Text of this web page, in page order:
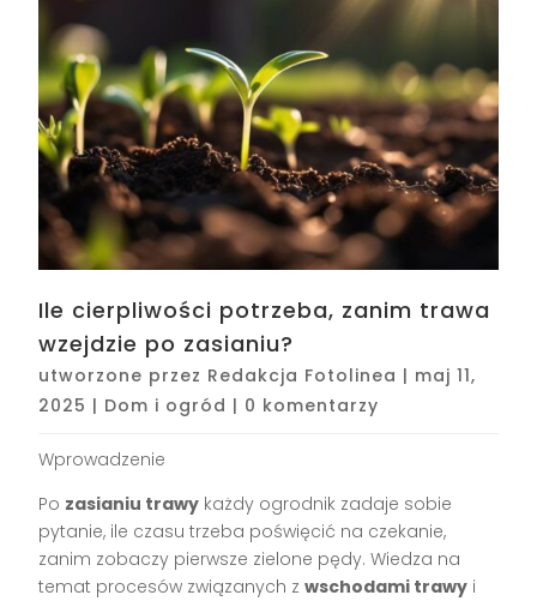
Ile cierpliwości potrzeba, zanim trawa
wzejdzie po zasianiu?
utworzone przez Redakcja Fotolinea | maj 11,
2025 | Dom i ogród | 0 komentarzy
Wprowadzenie
Po zasianiu trawy każdy ogrodnik zadaje sobie
pytanie, ile czasu trzeba poświęcić na czekanie,
zanim zobaczy pierwsze zielone pędy. Wiedza na
temat procesów związanych zwschodami trawy i